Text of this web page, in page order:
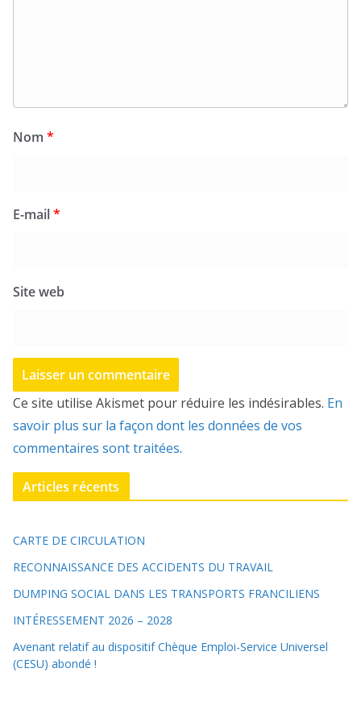
Nom *
E-mail*
Site web
Ce site utilise Akismet pour réduire les indésirables. En
savoir plus sur la façon dont les données de vos
commentaires sont traitées.
Articles récents
CARTE DE CIRCULATION
RECONNAISSANCE DES ACCIDENTS DU TRAVAIL
DUMPING SOCIAL DANS LES TRANSPORTS FRANCILIENS
INTÉRESSEMENT 2026 – 2028
Avenant relatif au dispositif Chèque Emploi-Service Universel
(CESU) abondé !